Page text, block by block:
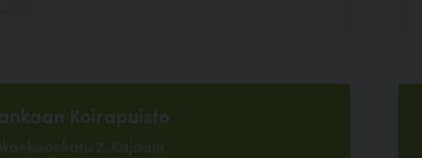
Koirapuisto
2, Kajaani